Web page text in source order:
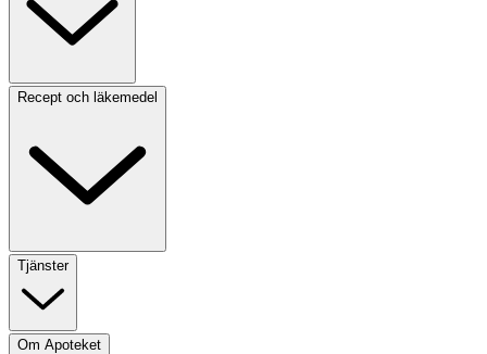
Recept och läkemedel
Tjänster
Om Apoteket